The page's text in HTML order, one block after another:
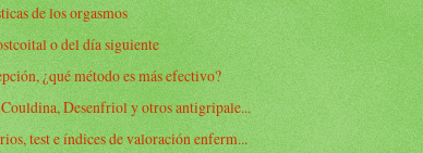
de los orgasmos
o del día siguiente
¿qué método es más efectivo?
Desenfriol y otros antigripale...
test e índices de valoración enferm...